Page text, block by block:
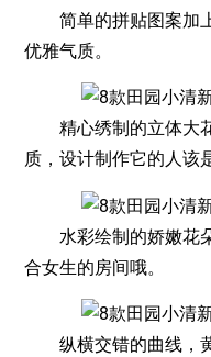
简单的拼贴图案加上
优雅气质。
精心绣制的立体大花
质，设计制作它的人该
水彩绘制的娇嫩花朵
合女生的房间哦。
纵横交错的曲线，黄